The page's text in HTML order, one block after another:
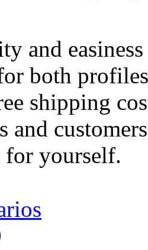
and
both
shipping
and
for yourself.